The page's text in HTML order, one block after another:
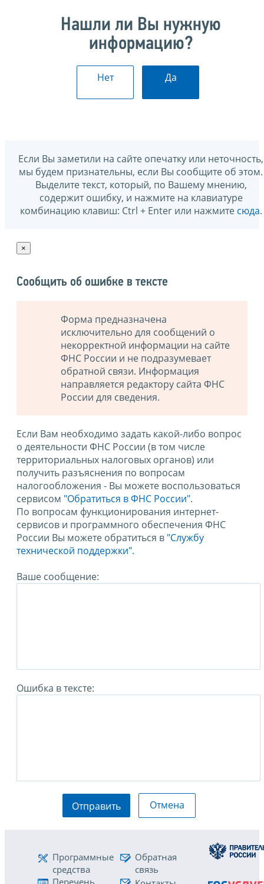
Нашли ли Вы нужную
информацию?
Нет Да
Если Вы заметили на сайте опечатку или неточность,
мы будем признательны, если Вы сообщите об этом.
Выделите текст, который, по Вашему мнению,
содержит ошибку, и нажмите на клавиатуре
комбинацию клавиш: Ctrl + Enter или нажмите сюда.
×
Сообщить об ошибке в тексте
Форма предназначена
исключительно для сообщений о
некорректной информации на сайте
ФНС России и не подразумевает
обратной связи. Информация
направляется редактору сайта ФНС
России для сведения.
Если Вам необходимо задать какой-либо вопрос
о деятельности ФНС России (в том числе
территориальных налоговых органов) или
получить разъяснения по вопросам
налогообложения - Вы можете воспользоваться
сервисом "Обратиться в ФНС России".
По вопросам функционирования интернет-
сервисов и программного обеспечения ФНС
России Вы можете обратиться в "Службу
технической поддержки".
Ваше сообщение:
Ошибка в тексте:
Отправить Отмена
Программные
средства
Перечень
Обратная
связь